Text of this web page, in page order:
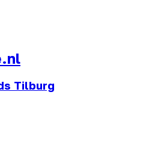
Tilburg